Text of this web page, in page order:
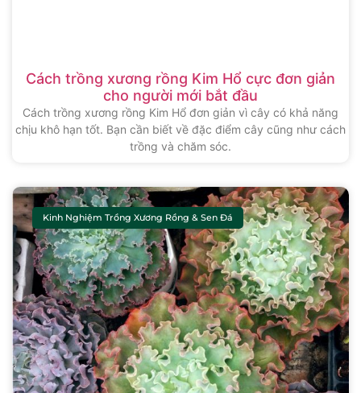
Cách trồng xương rồng Kim Hổ cực đơn giản
cho người mới bắt đầu
Cách trồng xương rồng Kim Hổ đơn giản vì cây có khả năng
chịu khô hạn tốt. Bạn cần biết về đặc điểm cây cũng như cách
trồng và chăm sóc.
Kinh Nghiệm Trồng Xương Rồng & Sen Đá